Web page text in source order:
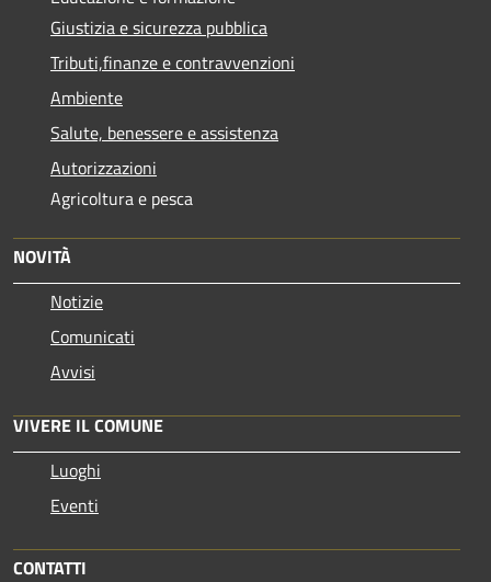
Giustizia e sicurezza pubblica
Tributi,finanze e contravvenzioni
Ambiente
Salute, benessere e assistenza
Autorizzazioni
Agricoltura e pesca
NOVITÀ
Notizie
Comunicati
Avvisi
VIVERE IL COMUNE
Luoghi
Eventi
CONTATTI